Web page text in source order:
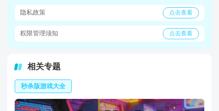
隐私政策 点击查看
权限管理须知 点击查看
相关专题
秒杀版游戏大全